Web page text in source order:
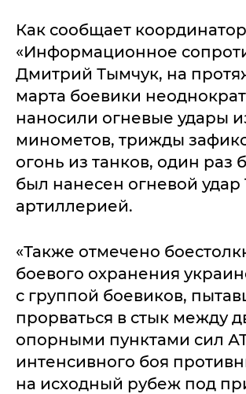
Как сообщает
«Информационное
Дмитрий Тымчук, на
марта боевики
наносили огневые удары
минометов, трижды
огонь из танков, один раз
был нанесен огневой удар
артиллерией.
«Также отмечено
боевого охранения
с группой боевиков,
прорваться в стык между
опорными пунктами сил
интенсивного боя
на исходный рубеж под